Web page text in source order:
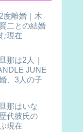
度離婚｜木
二との結婚
現在
那は2人｜
JUNE
、3人の子
那はいな
代彼氏の
現在